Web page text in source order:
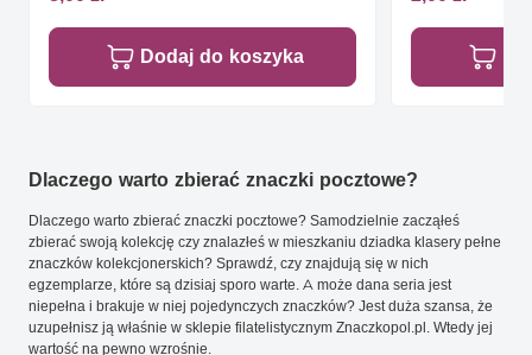
Dodaj do koszyka
Dlaczego warto zbierać znaczki pocztowe?
Dlaczego warto zbierać znaczki pocztowe? Samodzielnie zacząłeś
zbierać swoją kolekcję czy znalazłeś w mieszkaniu dziadka klasery pełne
znaczków kolekcjonerskich? Sprawdź, czy znajdują się w nich
egzemplarze, które są dzisiaj sporo warte. A może dana seria jest
niepełna i brakuje w niej pojedynczych znaczków? Jest duża szansa, że
uzupełnisz ją właśnie w sklepie filatelistycznym Znaczkopol.pl. Wtedy jej
wartość na pewno wzrośnie.